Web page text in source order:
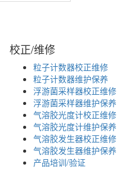
校正/维修
粒子计数器校正维修
粒子计数器维护保养
浮游菌采样器校正维修
浮游菌采样器维护保养
气溶胶光度计校正维修
气溶胶光度计维护保养
气溶胶发生器校正维修
气溶胶发生器维护保养
产品培训/验证